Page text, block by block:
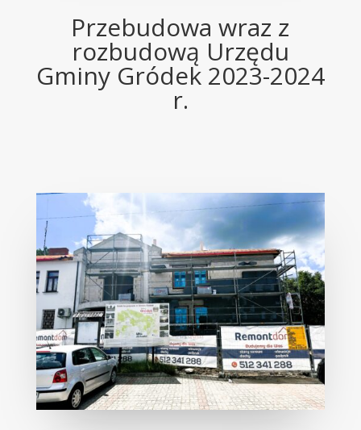
Przebudowa wraz z
rozbudową Urzędu
Gminy Gródek 2023-2024
r.